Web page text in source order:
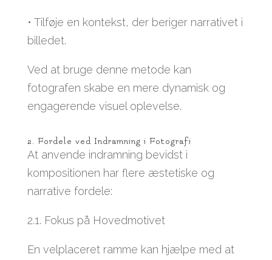
• Tilføje en kontekst, der beriger narrativet i
billedet.
Ved at bruge denne metode kan
fotografen skabe en mere dynamisk og
engagerende visuel oplevelse.
2. Fordele ved Indramning i Fotografi
At anvende indramning bevidst i
kompositionen har flere æstetiske og
narrative fordele:
2.1. Fokus på Hovedmotivet
En velplaceret ramme kan hjælpe med at